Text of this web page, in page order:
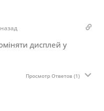
дисплей у
Просмотр Ответов(1)